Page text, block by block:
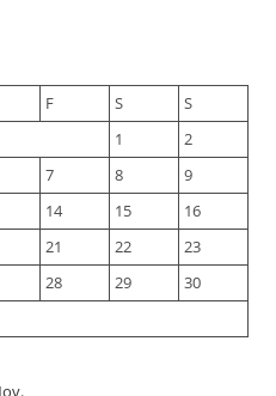
F S
S
1
2
7 8
9
14 15
16
21 22
23
28 29
30